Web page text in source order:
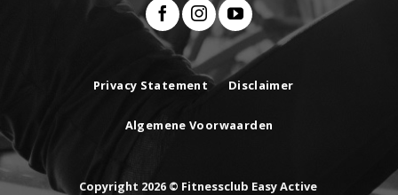
Privacy Statement Disclaimer
Algemene Voorwaarden
Copyright 2026 © Fitnessclub Easy Active